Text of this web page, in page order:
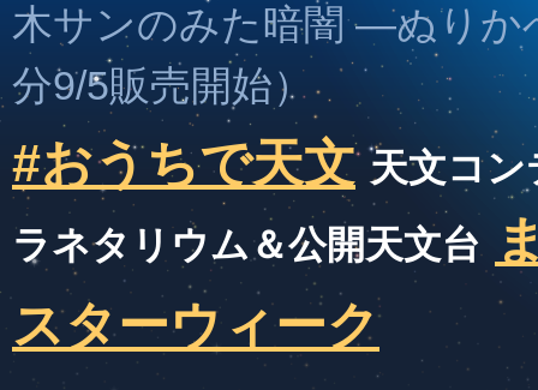
木サンのみた暗闇 ―ぬりか
分9/5販売開始）
#おうちで天文 天文コ
ラネタリウム＆公開天文台
スターウィーク